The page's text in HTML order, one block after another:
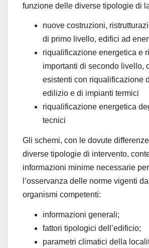
funzione delle diverse tipologie di
nuove costruzioni,
di primo livello, edifici ad
riqualificazione energetica e
importanti di secondo livello,
esistenti con riqualificazione
edilizio e di impianti termici
riqualificazione energetica
tecnici
Gli schemi, con le dovute
diverse tipologie di intervento,
informazioni minime necessarie
l’osservanza delle norme vigenti
organismi competenti:
informazioni generali;
fattori tipologici dell’edificio;
parametri climatici della